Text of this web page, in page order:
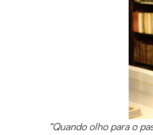
“Quando olho para o